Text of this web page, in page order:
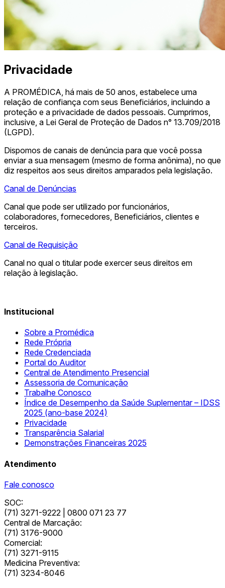
Privacidade
A PROMÉDICA, há mais de 50 anos, estabelece uma
relação de confiança com seus Beneficiários, incluindo a
proteção e a privacidade de dados pessoais. Cumprimos,
inclusive, a Lei Geral de Proteção de Dados n° 13.709/2018
(LGPD).
Dispomos de canais de denúncia para que você possa
enviar a sua mensagem (mesmo de forma anônima), no que
diz respeitos aos seus direitos amparados pela legislação.
Canal de Denúncias
Canal que pode ser utilizado por funcionários,
colaboradores, fornecedores, Beneficiários, clientes e
terceiros.
Canal de Requisição
Canal no qual o titular pode exercer seus direitos em
relação à legislação.
Institucional
Sobre a Promédica
Rede Própria
Rede Credenciada
Portal do Auditor
Central de Atendimento Presencial
Assessoria de Comunicação
Trabalhe Conosco
Índice de Desempenho da Saúde Suplementar – IDSS
2025 (ano-base 2024)
Privacidade
Transparência Salarial
Demonstrações Financeiras 2025
Atendimento
Fale conosco
SOC:
(71) 3271-9222 | 0800 071 23 77
Central de Marcação:
(71) 3176-9000
Comercial:
(71) 3271-9115
Medicina Preventiva:
(71) 3234-8046